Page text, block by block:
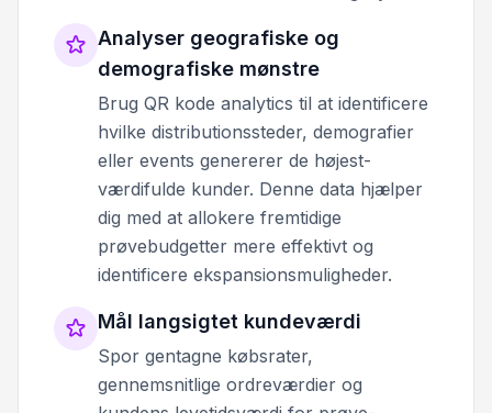
Analyser geografiske og
demografiske mønstre
Brug QR kode analytics til at identificere
hvilke distributionssteder, demografier
eller events genererer de højest-
værdifulde kunder. Denne data hjælper
dig med at allokere fremtidige
prøvebudgetter mere effektivt og
identificere ekspansionsmuligheder.
Mål langsigtet kundeværdi
Spor gentagne købsrater,
gennemsnitlige ordreværdier og